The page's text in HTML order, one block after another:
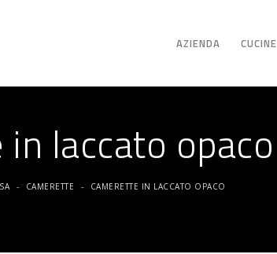
AZIENDA CUCINE
laccato opaco
- CAMERETTE - CAMERETTE IN LACCATO OPACO